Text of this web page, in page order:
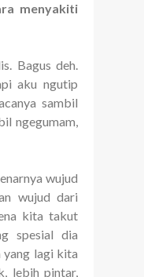
menyakiti
Bagus deh.
aku ngutip
sambil
ngegumam,
wujud
wujud dari
kita takut
spesial dia
lagi kita
lebih pintar,